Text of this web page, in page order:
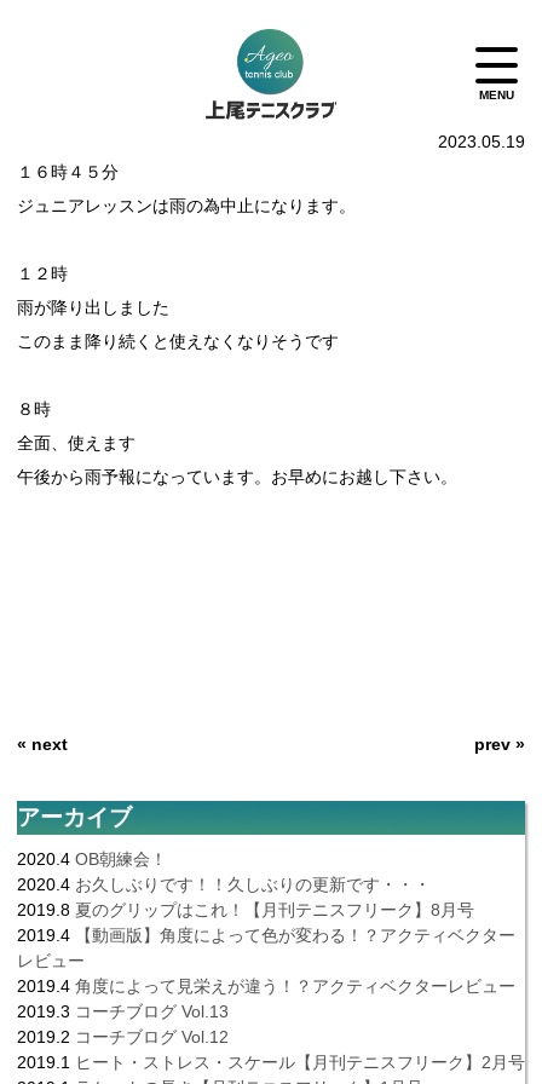
2023.05.19
１６時４５分
ジュニアレッスンは雨の為中止になります。
１２時
雨が降り出しました
このまま降り続くと使えなくなりそうです
８時
全面、使えます
午後から雨予報になっています。お早めにお越し下さい。
« next prev »
アーカイブ
2020.4 OB朝練会！
2020.4 お久しぶりです！！久しぶりの更新です・・・
2019.8 夏のグリップはこれ！【月刊テニスフリーク】8月号
2019.4
【動画版】角度によって色が変わる！？アクティベクター
レビュー
2019.4 角度によって見栄えが違う！？アクティベクターレビュー
2019.3 コーチブログ Vol.13
2019.2 コーチブログ Vol.12
2019.1 ヒート・ストレス・スケール【月刊テニスフリーク】2月号